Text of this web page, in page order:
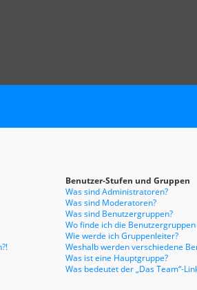
Benutzer-Stufen und Gruppen
Was sind Administratoren?
Was sind Moderatoren?
Was sind Benutzergruppen?
Wo finde ich die
Wie werde ich Gruppenleiter?
Weshalb werden verschiedene
Was ist eine Hauptgruppe?
Was bedeutet der „Das Team“-